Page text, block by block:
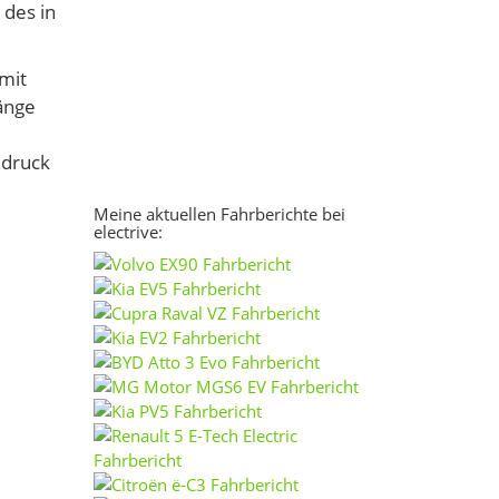
in
Meine aktuellen Fahrberichte bei
electrive: